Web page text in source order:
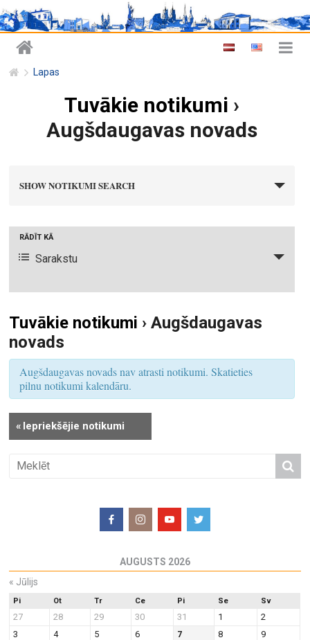
Lapas
Tuvākie notikumi ›
Augšdaugavas novads
i
S
e
a
c
h
a
d
s
N
a
v
SHOW NOTIKUMI SEARCH
i
u
m
s
i
e
w
N
t
i
o
n
RĀDĪT KĀ
Sarakstu
Tuvākie notikumi › Augšdaugavas
novads
Augšdaugavas novads nav atrasti notikumi. Skatieties
pilnu notikumi kalendāru.
« Iepriekšējie notikumi
AUGUSTS 2026
« Jūlijs
Pi Ot Tr Ce Pi Se Sv
27 28 29 30 31 1
2
3
4 5 6 7 8
9